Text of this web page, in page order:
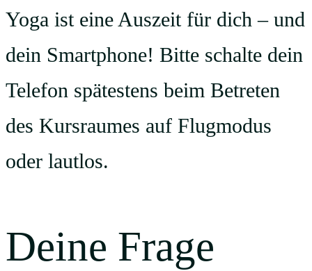
Yoga ist eine Auszeit für dich – und
dein Smartphone! Bitte schalte dein
Telefon spätestens beim Betreten
des Kursraumes auf Flugmodus
oder lautlos.
Deine Frage